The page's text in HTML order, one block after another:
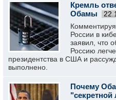
Кремль
Обамы
России в
заявил, что
Россию
президентства в США и
выполнено.
Почему
"секретной